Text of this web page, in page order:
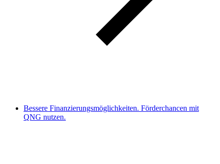
Bessere Finanzierungsmöglichkeiten. Förderchancen mit
QNG nutzen.